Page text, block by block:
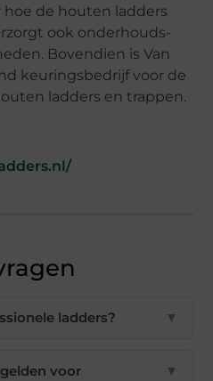
de houten ladders
ook onderhouds-
Bovendien is Van
keuringsbedrijf voor de
ladders en trappen.
ladders? ▼
voor
▼